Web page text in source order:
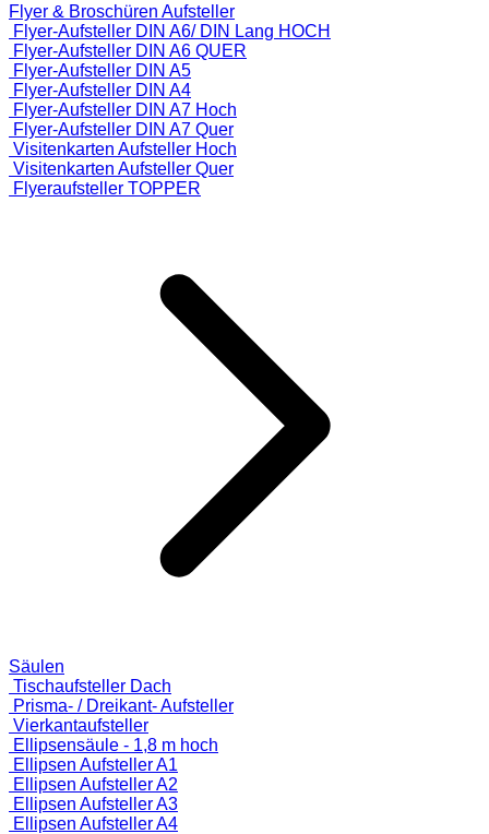
Flyer & Broschüren Aufsteller
Flyer-Aufsteller DIN A6/ DIN Lang HOCH
Flyer-Aufsteller DIN A6 QUER
Flyer-Aufsteller DIN A5
Flyer-Aufsteller DIN A4
Flyer-Aufsteller DIN A7 Hoch
Flyer-Aufsteller DIN A7 Quer
Visitenkarten Aufsteller Hoch
Visitenkarten Aufsteller Quer
Flyeraufsteller TOPPER
Säulen
Tischaufsteller Dach
Prisma- / Dreikant- Aufsteller
Vierkantaufsteller
Ellipsensäule - 1,8 m hoch
Ellipsen Aufsteller A1
Ellipsen Aufsteller A2
Ellipsen Aufsteller A3
Ellipsen Aufsteller A4